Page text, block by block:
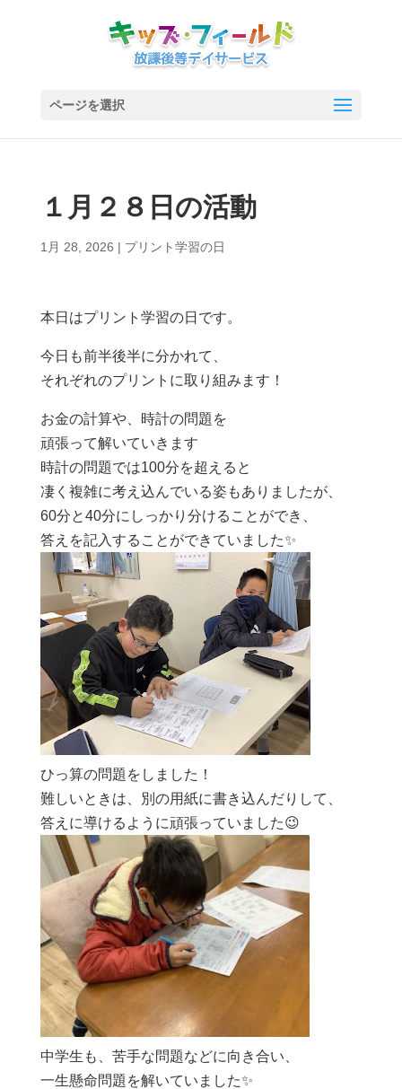
ページを選択
１月２８日の活動
1月 28, 2026 | プリント学習の日
本日はプリント学習の日です。
今日も前半後半に分かれて、
それぞれのプリントに取り組みます！
お金の計算や、時計の問題を
頑張って解いていきます
時計の問題では100分を超えると
凄く複雑に考え込んでいる姿もありましたが、
60分と40分にしっかり分けることができ、
答えを記入することができていました✨
ひっ算の問題をしました！
難しいときは、別の用紙に書き込んだりして、
答えに導けるように頑張っていました😉
中学生も、苦手な問題などに向き合い、
一生懸命問題を解いていました✨